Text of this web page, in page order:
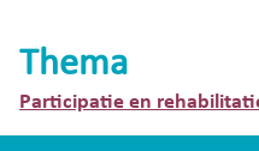
Thema
Participatie en